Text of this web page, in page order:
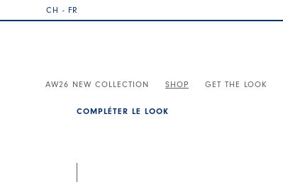
CH - FR
AW26 NEW COLLECTION SHOP GET THE LOOK
COMPLÉTER LE LOOK